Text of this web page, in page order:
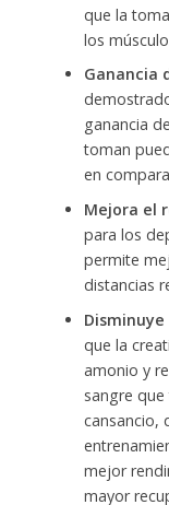
que la
los
Ganancia
ganancia
toman
en
Mejora el
para los
permite
distancias
que la
amonio y
sangre
cansancio,
mejor
mayor